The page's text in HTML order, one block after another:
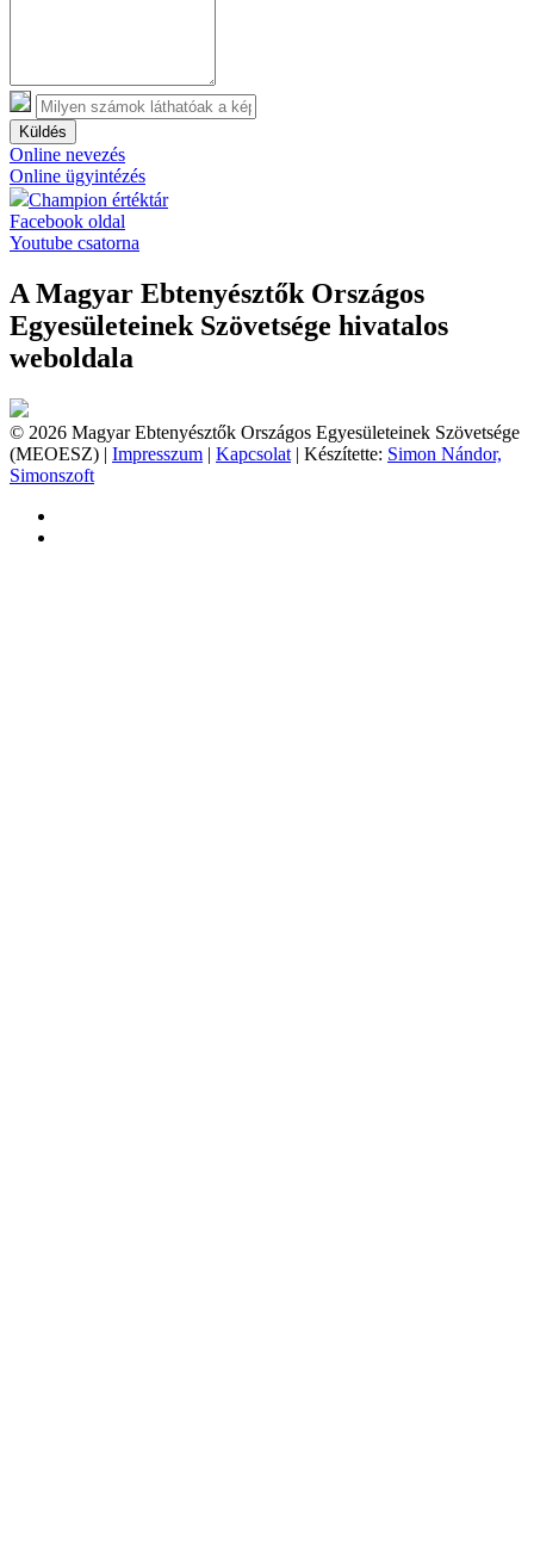
Küldés
Online nevezés
Online ügyintézés
Champion értéktár
Facebook oldal
Youtube csatorna
A Magyar Ebtenyésztők Országos
Egyesületeinek Szövetsége hivatalos
weboldala
© 2026 Magyar Ebtenyésztők Országos Egyesületeinek Szövetsége
(MEOESZ) | Impresszum | Kapcsolat | Készítette: Simon Nándor,
Simonszoft